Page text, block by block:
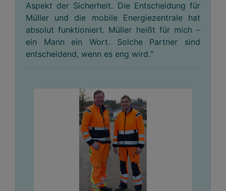
Aspekt der Sicherheit. Die Entscheidung für
Müller und die mobile Energiezentrale hat
absolut funktioniert. Müller heißt für mich –
ein Mann ein Wort. Solche Partner sind
entscheidend, wenn es eng wird.“